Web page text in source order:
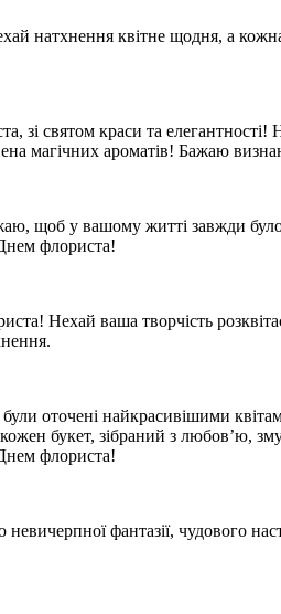
натхнення квітне щодня, а
зі святом краси та
магічних ароматів! Бажаю
щоб у вашому житті завжди було
флориста!
Нехай ваша творчість
оточені найкрасивішими
кожен букет, зібраний з любов’ю,
флориста!
фантазії, чудового